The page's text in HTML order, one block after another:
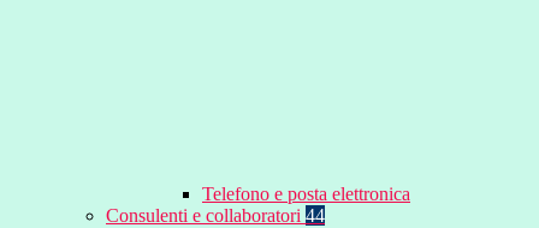
Telefono e posta elettronica
Consulenti e collaboratori 44